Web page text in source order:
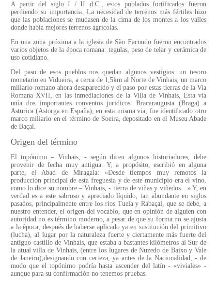
A partir del siglo I / II d.C., estos poblados fortificados fueron
perdiendo su importancia. La necesidad de terrenos más fértiles hizo
que las poblaciones se mudasen de la cima de los montes a los valles
donde había mejores terrenos agrícolas.
En una zona próxima a la iglesia de São Facundo fueron encontrados
varios objetos de la época romana: tegulas, peso de telar y cerámica de
uso cotidiano.
Del paso de esos pueblos nos quedan algunos vestígios: un tesoro
monetario en Vidueira, a cerca de 1,5km al Norte de Vinhais, un marco
miliario romano ahora desaparecido y el paso por estas tierras de la Via
Romana XVII, en las inmediaciones de la Villa de Vinhais, Esta via
unía dos importantes conventos juridicos: Bracaraugusta (Braga) a
Asturica (Astorga en España), en esta misma via, fue identificado otro
marco miliario en el término de Soeira, depositado en el Museu Abade
de Baçal.
Origen del término
El topónimo – Vinhais, - según dicen algunos historiadores, debe
provenir de fecha muy antigua. Y, a propósito, escribió en alguna
parte, el Abad de Miragaia: «Desde tiempos muy remotos la
producción principal de esta freguesia y de este municipio era el vino,
como lo dice su nombre – Vinhais, - tierra de viñas y viñedos…» Y, en
verdad es a este sabroso y apreciado líquido, tan abundante en siglos
pasados, principalmente entre los rios Tuela y Rabaçal, que se debe, a
nuestro entender, el origen del vocablo, que en opinión de alguien con
autoridad no es término moderno, a pesar de que su forma no se ajusta
a la época; después de haberse aplicado ya en sustitución del primitivo
(lucha), al lugar por la naturaleza fuerte y ciertamente más fuerte del
antiguo castillo de Vinhais, que estaba a bastantes kilómetros al Sur de
la atual villa de Vinhais, (entre los lugares de Nuzedo de Baixo y Vale
de Janeiro),designando con certeza, ya antes de la Nacionalidad, - de
modo que el topónimo podría hasta ascender del latín - «viviales» -
aunque para su confirmación no tenemos pruebas.